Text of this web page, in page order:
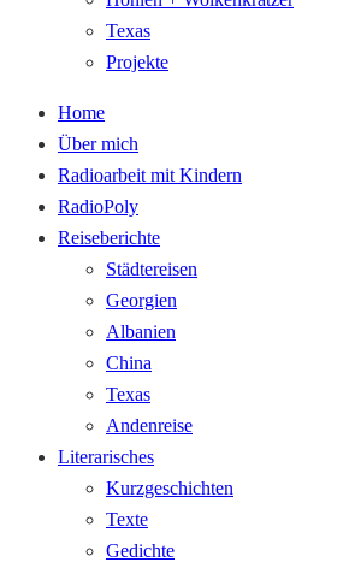
Texas
Projekte
Home
Über mich
Radioarbeit mit Kindern
RadioPoly
Reiseberichte
Städtereisen
Georgien
Albanien
China
Texas
Andenreise
Literarisches
Kurzgeschichten
Texte
Gedichte